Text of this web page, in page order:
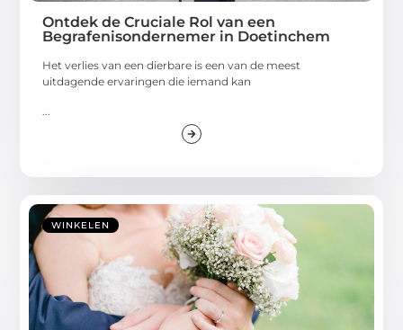
Ontdek de Cruciale Rol van een
Begrafenisondernemer in Doetinchem
Het verlies van een dierbare is een van de meest
uitdagende ervaringen die iemand kan
WINKELEN